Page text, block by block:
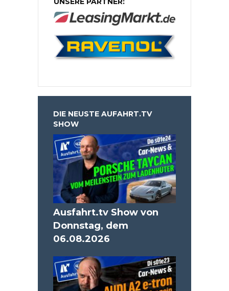
DIE NEUSTE AUFAHRT.TV
SHOW
Ausfahrt.tv Show von
Donnstag, dem
06.08.2026